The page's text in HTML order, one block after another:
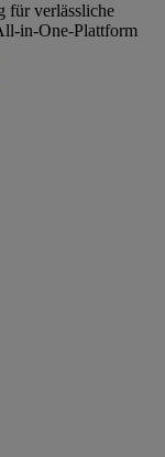
für verlässliche
in-One-Plattform